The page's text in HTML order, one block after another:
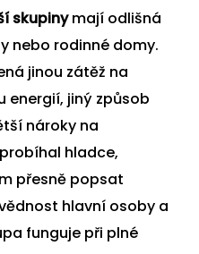
skupinymají odlišná
nebo rodinné domy.
jinou zátěž na
energií, jiný způsob
nároky na
hladce,
přesně popsat
hlavní osoby a
funguje při plné